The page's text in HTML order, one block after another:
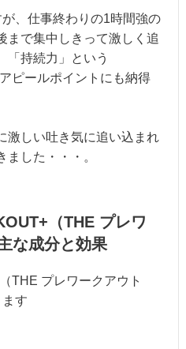
、仕事終わりの1時間強の
まで集中しきって激しく追
「持続力」という
ピールポイントにも納得
激しい吐き気に追い込まれ
ました・・・。
（THE プレワ
な成分と効果
THE プレワークアウト
す